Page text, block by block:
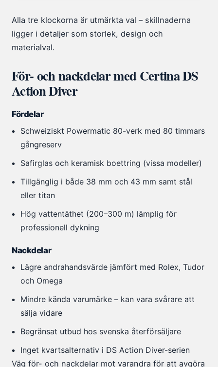
Alla tre klockorna är utmärkta val – skillnaderna
ligger i detaljer som storlek, design och
materialval.
För- och nackdelar med Certina DS
Action Diver
Fördelar
Schweiziskt Powermatic 80-verk med 80 timmars
gångreserv
Safirglas och keramisk boettring (vissa modeller)
Tillgänglig i både 38 mm och 43 mm samt stål
eller titan
Hög vattentäthet (200–300 m) lämplig för
professionell dykning
Nackdelar
Lägre andrahandsvärde jämfört med Rolex, Tudor
och Omega
Mindre kända varumärke – kan vara svårare att
sälja vidare
Begränsat utbud hos svenska återförsäljare
Inget kvartsalternativ i DS Action Diver-serien
Väg för- och nackdelar mot varandra för att avgöra